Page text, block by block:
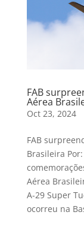
FAB
Aérea
Oct 23, 2024
FAB
Brasileira
Aérea
A-29 Super
ocorreu na